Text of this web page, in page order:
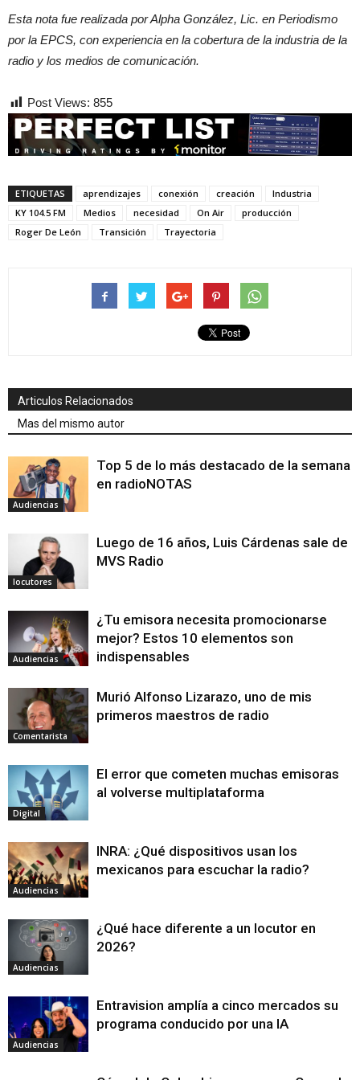
Esta nota fue realizada por Alpha González, Lic. en Periodismo
por la EPCS, con experiencia en la cobertura de la industria de la
radio y los medios de comunicación.
Post Views: 855
ETIQUETAS aprendizajes conexión creación
Industria
KY 104.5 FM
Medios necesidad On Air
producción
Roger De León
Transición Trayectoria
Articulos Relacionados
Mas del mismo autor
Audiencias
Top 5 de lo más destacado de la semana
en radioNOTAS
locutores
Luego de 16 años, Luis Cárdenas sale de
MVS Radio
Audiencias
¿Tu emisora necesita promocionarse
mejor? Estos 10 elementos son
indispensables
Comentarista
Murió Alfonso Lizarazo, uno de mis
primeros maestros de radio
Digital
El error que cometen muchas emisoras
al volverse multiplataforma
Audiencias
INRA: ¿Qué dispositivos usan los
mexicanos para escuchar la radio?
Audiencias
¿Qué hace diferente a un locutor en
2026?
Audiencias
Entravision amplía a cinco mercados su
programa conducido por una IA